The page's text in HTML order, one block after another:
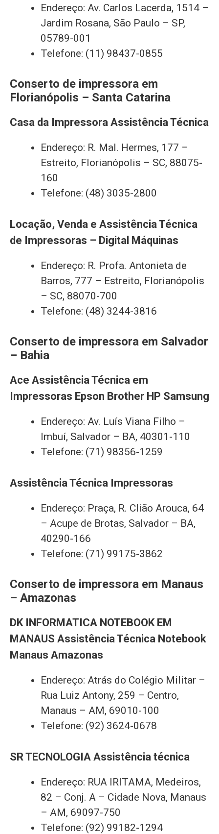
Endereço: Av. Carlos Lacerda, 1514 –
Jardim Rosana, São Paulo – SP,
05789-001
Telefone: (11) 98437-0855
Conserto de impressora em
Florianópolis – Santa Catarina
Casa da Impressora Assistência Técnica
Endereço: R. Mal. Hermes, 177 –
Estreito, Florianópolis – SC, 88075-
160
Telefone: (48) 3035-2800
Locação, Venda e Assistência Técnica
de Impressoras – Digital Máquinas
Endereço: R. Profa. Antonieta de
Barros, 777 – Estreito, Florianópolis
– SC, 88070-700
Telefone: (48) 3244-3816
Conserto de impressora em Salvador
– Bahia
Ace Assistência Técnica em
Impressoras Epson Brother HP Samsung
Endereço: Av. Luís Viana Filho –
Imbuí, Salvador – BA, 40301-110
Telefone: (71) 98356-1259
Assistência Técnica Impressoras
Endereço: Praça, R. Clião Arouca, 64
– Acupe de Brotas, Salvador – BA,
40290-166
Telefone: (71) 99175-3862
Conserto de impressora em Manaus
– Amazonas
DK INFORMATICA NOTEBOOK EM
MANAUS Assistência Técnica Notebook
Manaus Amazonas
Endereço: Atrás do Colégio Militar –
Rua Luiz Antony, 259 – Centro,
Manaus – AM, 69010-100
Telefone: (92) 3624-0678
SR TECNOLOGIA Assistência técnica
Endereço: RUA IRITAMA, Medeiros,
82 – Conj. A – Cidade Nova, Manaus
– AM, 69097-750
Telefone: (92) 99182-1294